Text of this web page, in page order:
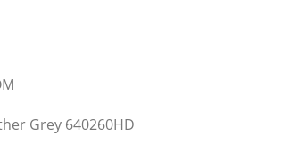
Grey 640260HD